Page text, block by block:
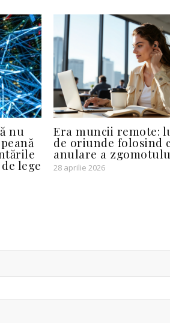
nu
lege
Era muncii remote:
de oriunde folosind
anulare a
28 aprilie 2026